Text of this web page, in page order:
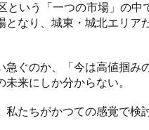
という「一つの市場」の
なり、城東・城北エリア
急ぐのか、「今は高値掴
来にしか分からない。
私たちがかつての感覚で検